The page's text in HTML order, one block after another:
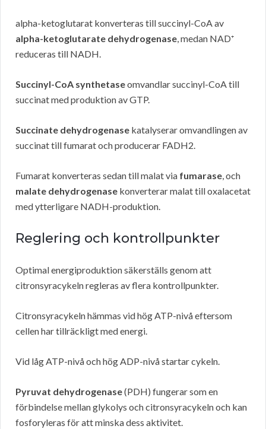
alpha-ketoglutarat konverteras till succinyl-CoA av
alpha-ketoglutarate dehydrogenase, medan NAD⁺
reduceras till NADH.
Succinyl-CoA synthetaseomvandlar succinyl-CoA till
succinat med produktion av GTP.
Succinate dehydrogenase katalyserar omvandlingen av
succinat till fumarat och producerar FADH2.
Fumarat konverteras sedan till malat via fumarase, och
malate dehydrogenase konverterar malat till oxalacetat
med ytterligare NADH-produktion.
Reglering och kontrollpunkter
Optimal energiproduktion säkerställs genom att
citronsyracykeln regleras av flera kontrollpunkter.
Citronsyracykeln hämmas vid hög ATP-nivå eftersom
cellen har tillräckligt med energi.
Vid låg ATP-nivå och hög ADP-nivå startar cykeln.
Pyruvat dehydrogenase(PDH) fungerar som en
förbindelse mellan glykolys och citronsyracykeln och kan
fosforyleras för att minska dess aktivitet.